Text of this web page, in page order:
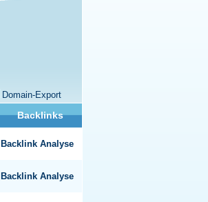
Domain-Export
Backlinks
Backlink Analyse
Backlink Analyse